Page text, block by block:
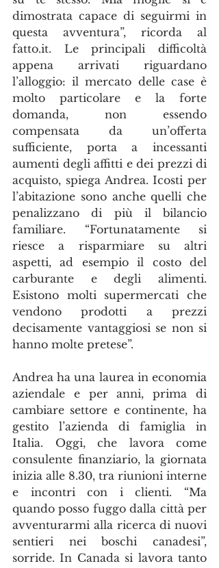
dimostrata capace di seguirmi in
questa avventura”, ricorda al
fatto.it. Le principali difficoltà
appena arrivati riguardano
l’alloggio: il mercato delle case è
molto particolare e la forte
domanda, non essendo
compensata da un’offerta
sufficiente, porta a incessanti
aumenti degli affitti e dei prezzi di
acquisto, spiega Andrea. Icosti per
l’abitazione sono anche quelli che
penalizzano di più il bilancio
familiare. “Fortunatamente si
riesce a risparmiare su altri
aspetti, ad esempio il costo del
carburante e degli alimenti.
Esistono molti supermercati che
vendono prodotti a prezzi
decisamente vantaggiosi se non si
hanno molte pretese”.
Andrea ha una laurea in economia
aziendale e per anni, prima di
cambiare settore e continente, ha
gestito l’azienda di famiglia in
Italia. Oggi, che lavora come
consulente finanziario, la giornata
inizia alle 8.30, tra riunioni interne
e incontri con i clienti. “Ma
quando posso fuggo dalla città per
avventurarmi alla ricerca di nuovi
sentieri nei boschi canadesi”,
sorride. In Canada si lavora tanto